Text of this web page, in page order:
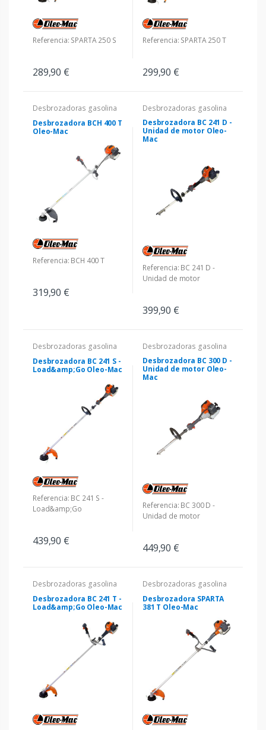
Referencia: SPARTA 250 S
289,90 €
Referencia: SPARTA 250 T
299,90 €
Desbrozadoras gasolina
Desbrozadora BCH 400 T
Oleo-Mac
Referencia: BCH 400 T
319,90 €
Desbrozadoras gasolina
Desbrozadora BC 241 D -
Unidad de motor Oleo-
Mac
Referencia: BC 241 D -
Unidad de motor
399,90 €
Desbrozadoras gasolina
Desbrozadora BC 241 S -
Load&amp;Go Oleo-Mac
Referencia: BC 241 S -
Load&amp;Go
439,90 €
Desbrozadoras gasolina
Desbrozadora BC 300 D -
Unidad de motor Oleo-
Mac
Referencia: BC 300 D -
Unidad de motor
449,90 €
Desbrozadoras gasolina
Desbrozadora BC 241 T -
Load&amp;Go Oleo-Mac
Desbrozadoras gasolina
Desbrozadora SPARTA
381 T Oleo-Mac